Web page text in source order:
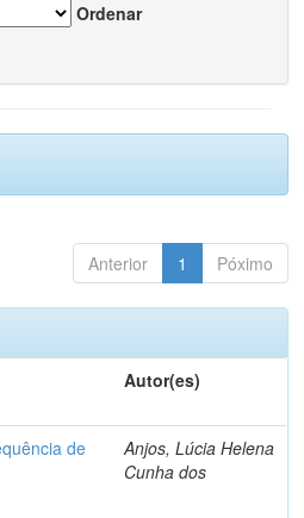
Ordenar
Anterior 1 Póximo
Autor(es)
de
Anjos, Lúcia Helena
Cunha dos